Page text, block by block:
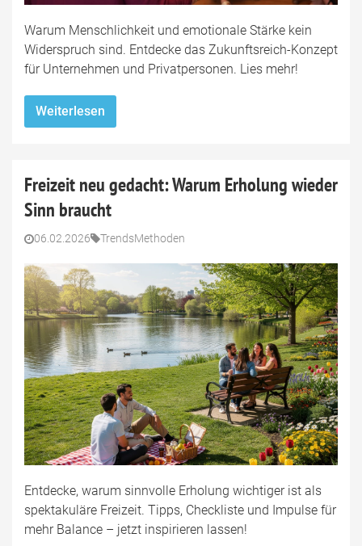
Warum Menschlichkeit und emotionale Stärke kein
Widerspruch sind. Entdecke das Zukunftsreich-Konzept
für Unternehmen und Privatpersonen. Lies mehr!
Weiterlesen
Freizeit neu gedacht: Warum Erholung wieder
Sinn braucht
06.02.2026 TrendsMethoden
Entdecke, warum sinnvolle Erholung wichtiger ist als
spektakuläre Freizeit. Tipps, Checkliste und Impulse für
mehr Balance – jetzt inspirieren lassen!